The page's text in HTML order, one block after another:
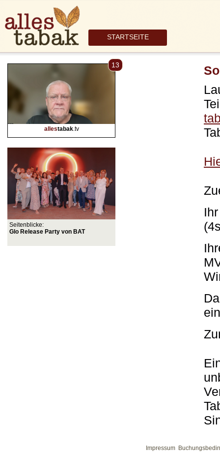
STARTSEITE
13
allestabak.tv
Seitenblicke:
Glo Release Party von BAT
Impressum